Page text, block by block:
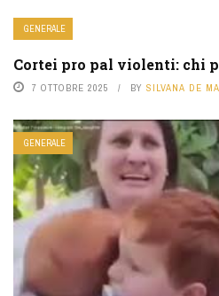
GENERALE
Cortei pro pal violenti: chi
7 OTTOBRE 2025 BY SILVANA DE
GENERALE